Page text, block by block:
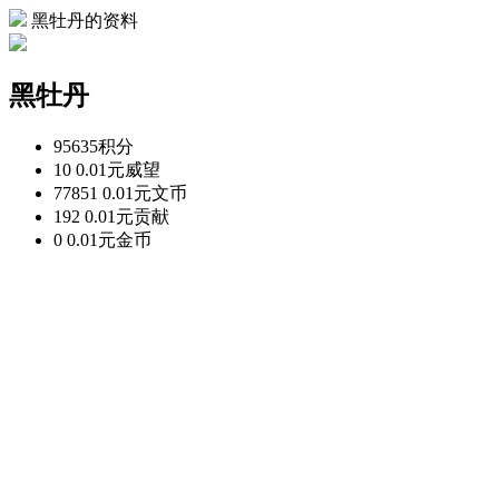
黑牡丹的资料
黑牡丹
95635积分
10 0.01元威望
77851 0.01元文币
192 0.01元贡献
0 0.01元金币